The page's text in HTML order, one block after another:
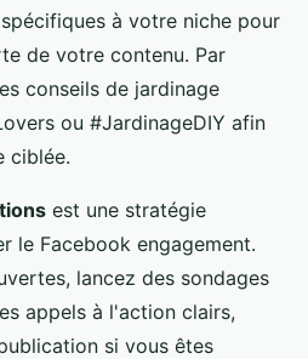
à votre niche pour
de votre contenu. Par
conseils de jardinage
ou #JardinageDIY afin
ciblée.
est une stratégie
le Facebook engagement.
lancez des sondages
appels à l'action clairs,
si vous êtes